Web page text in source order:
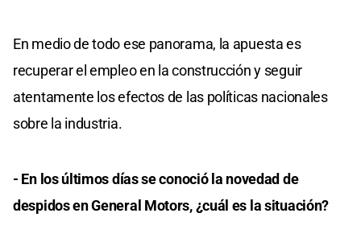
En medio de todo ese panorama, la apuesta es
recuperar el empleo en la construcción y seguir
atentamente los efectos de las políticas nacionales
sobre la industria.
- En los últimos días se conoció la novedad de
despidos en General Motors, ¿cuál es la situación?